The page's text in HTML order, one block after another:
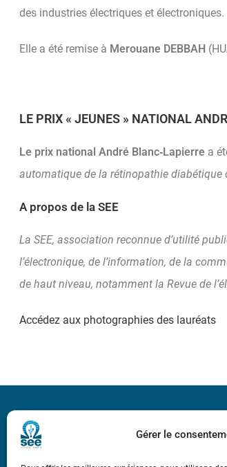
Gérer le
des industries électriques et électroniques.
Elle a été remise à Merouane DEBBAH
LE PRIX « JEUNES » NATIONAL
Le prix national André Blanc‐Lapierre a
automatique de la rétinopathie diabétique
A propos de la SEE
La SEE, association reconnue d’utilité
l’électronique, de l’information, de la
de haut niveau, notamment la Revue de
Accédez aux photographies des lauréats